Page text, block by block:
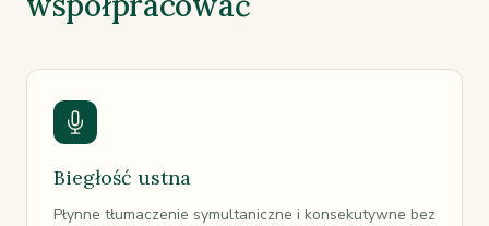
Biegłość ustna
Płynne tłumaczenie symultaniczne i konsekutywne bez